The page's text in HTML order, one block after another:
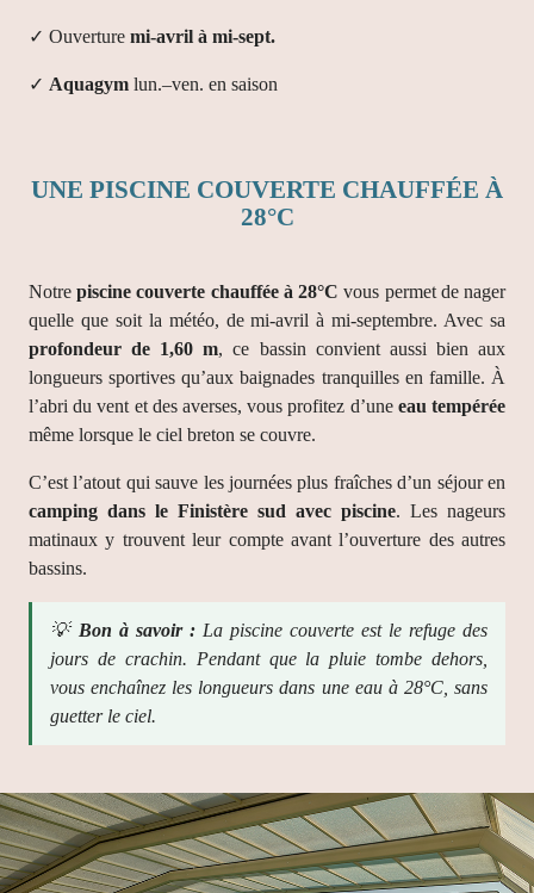
✓ Ouverture mi-avril à mi-sept.
✓ Aquagym lun.–ven. en saison
UNE PISCINE COUVERTE CHAUFFÉE À
28°C
Notrepiscine couverte chauffée à 28°C vous permet de nager
quelle que soit la météo, de mi-avril à mi-septembre. Avec sa
profondeur de 1,60 m, ce bassin convient aussi bien aux
longueurs sportives qu’aux baignades tranquilles en famille. À
l’abri du vent et des averses, vous profitez d’une eau tempérée
même lorsque le ciel breton se couvre.
C’est l’atout qui sauve les journées plus fraîches d’un séjour en
camping dans le Finistère sud avec piscine. Les nageurs
matinaux y trouvent leur compte avant l’ouverture des autres
bassins.
💡 Bon à savoir : La piscine couverte est le refuge des
jours de crachin. Pendant que la pluie tombe dehors,
vous enchaînez les longueurs dans une eau à 28°C, sans
guetter le ciel.